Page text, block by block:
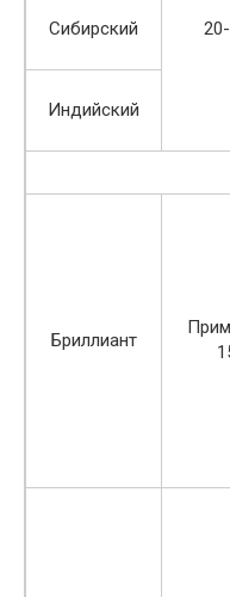
Сибирский
Индийский
Бриллиант